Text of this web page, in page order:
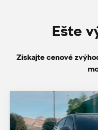
Ešte
Získajte cenové